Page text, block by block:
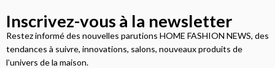
Inscrivez-vous à la newsletter
Restez informé des nouvelles parutions HOME FASHION NEWS, des
tendances à suivre, innovations, salons, nouveaux produits de
l’univers de la maison.